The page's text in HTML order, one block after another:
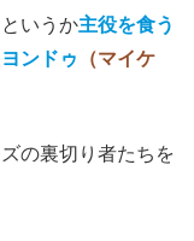
いうか主役を食う
ンドゥ
（マイケ
の裏切り者たちを